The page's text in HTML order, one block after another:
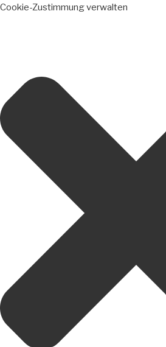
Cookie-Zustimmung verwalten